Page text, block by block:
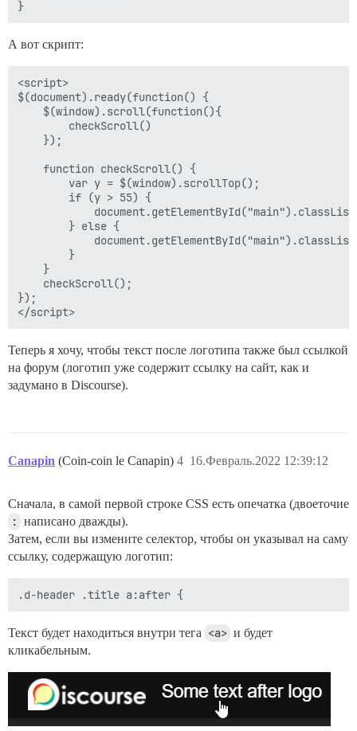
А вот скрипт:
<script>
$(document).ready(function() {
    });
        } else {
        }
});
Теперь я хочу, чтобы текст после логотипа также был ссылкой
на форум (логотип уже содержит ссылку на сайт, как и
задумано в Discourse).
Canapin (Coin-coin le Canapin) 16.Февраль.2022 12:39:12
4
Сначала, в самой первой строке CSS есть опечатка (двоеточие
: написано дважды).
Затем, если вы измените селектор, чтобы он указывал на саму
ссылку, содержащую логотип:
Текст будет находиться внутри тега <a> и будет
кликабельным.